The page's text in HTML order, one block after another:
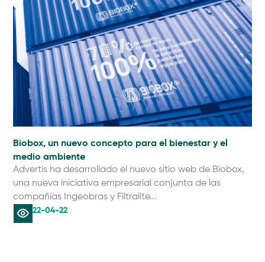
Biobox, un nuevo concepto para el bienestar y el
medio ambiente
Advertis ha desarrollado el nuevo sitio web de Biobox,
una nueva iniciativa empresarial conjunta de las
compañías Ingeobras y Filtralite...
22-04-22